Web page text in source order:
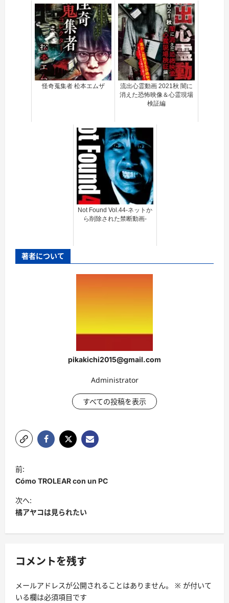
怪奇蒐集者 松本エムザ
流出心霊動画 2021秋 闇に
消えた恐怖映像＆心霊現場
検証編
Not Found Vol.44-ネットか
ら削除された禁断動画-
著者について
pikakichi2015@gmail.com
Administrator
すべての投稿を表示
投
稿
ナ
ビ
シ
ン
前:
Cómo TROLEAR con un PC
次へ:
橘アヤコは見られたい
コメントを残す
メールアドレスが公開されることはありません。 ※ が付いて
いる欄は必須項目です